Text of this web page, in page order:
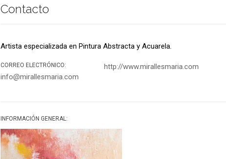
Contacto
Artista especializada en Pintura Abstracta y Acuarela.
CORREO ELECTRÓNICO:
info@mirallesmaria.com
http://www.mirallesmaria.com
INFORMACIÓN GENERAL: